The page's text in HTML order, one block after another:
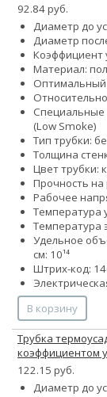
92.84 руб.
Диаметр до
Диаметр
Коэффициент
Материал:
Оптимальный
Специальные
(Low Smoke)
Тип трубки:
Толщина
Цвет трубки:
Прочность
Рабочее
Температура
Температура
Удельное
см: 10¹⁴
Штрих-код:
В корзину
Трубка
коэффициентом
122.15 руб.
Диаметр до